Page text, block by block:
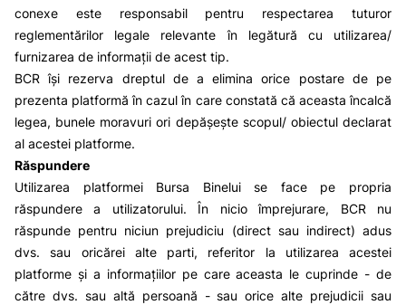
conexe este responsabil pentru respectarea tuturor
reglementărilor legale relevante în legătură cu utilizarea/
furnizarea de informații de acest tip.
BCR își rezerva dreptul de a elimina orice postare de pe
prezenta platformă în cazul în care constată că aceasta încalcă
legea, bunele moravuri ori depășește scopul/ obiectul declarat
al acestei platforme.
Răspundere
Utilizarea platformei Bursa Binelui se face pe propria
răspundere a utilizatorului. În nicio împrejurare, BCR nu
răspunde pentru niciun prejudiciu (direct sau indirect) adus
dvs. sau oricărei alte parti, referitor la utilizarea acestei
platforme și a informațiilor pe care aceasta le cuprinde - de
către dvs. sau altă persoană - sau orice alte prejudicii sau